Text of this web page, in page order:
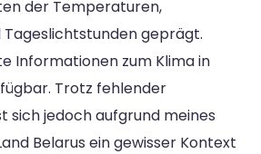
der Temperaturen,
Tageslichtstunden geprägt.
Informationen zum Klima in
Trotz fehlender
sich jedoch aufgrund meines
Belarus ein gewisser Kontext